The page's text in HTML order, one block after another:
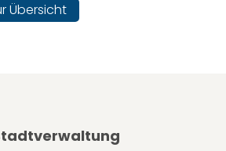
Übersicht